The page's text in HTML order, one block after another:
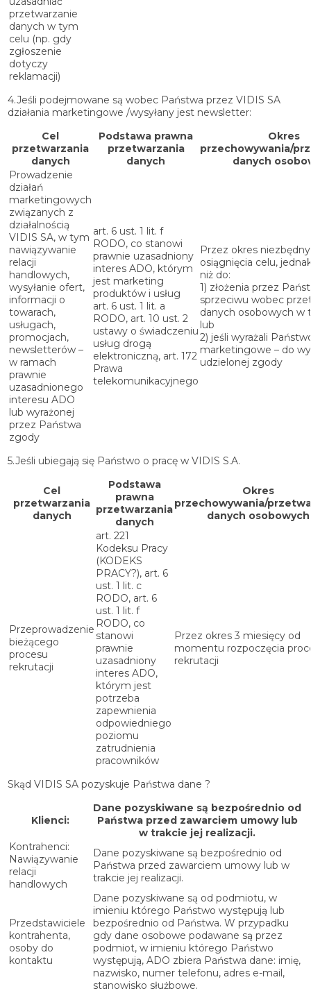
przetwarzanie
danych w tym
celu (np. gdy
zgłoszenie
dotyczy
reklamacji)
4.Jeśli podejmowane są wobec Państwa przez VIDIS SA
działania marketingowe /wysyłany jest newsletter:
Cel
przetwarzania
danych
Podstawa prawna
przetwarzania
danych
Okres
przechowywania/
danych
Prowadzenie
działań
marketingowych
związanych z
działalnością
VIDIS SA, w tym
nawiązywanie
relacji
handlowych,
wysyłanie ofert,
informacji o
towarach,
usługach,
promocjach,
newsletterów –
w ramach
prawnie
uzasadnionego
interesu ADO
lub wyrażonej
przez Państwa
zgody
art. 6 ust. 1 lit. f
RODO, co stanowi
prawnie uzasadniony
interes ADO, którym
jest marketing
produktów i usług
art. 6 ust. 1 lit. a
RODO, art. 10 ust. 2
ustawy o świadczeniu
usług drogą
elektroniczną, art. 172
Prawa
telekomunikacyjnego
Przez okres
osiągnięcia celu,
niż do:
1) złożenia przez
sprzeciwu wobec
danych osobowych w
lub
2) jeśli wyrażali
marketingowe – do
udzielonej zgody
5.Jeśli ubiegają się Państwo o pracę w VIDIS S.A.
Cel
przetwarzania
danych
Podstawa
prawna
przetwarzania
danych
Okres
przechowywania/
danych osobowych
Przeprowadzenie
bieżącego
procesu
rekrutacji
art. 221
Kodeksu Pracy
(KODEKS
PRACY?), art. 6
ust. 1 lit. c
RODO, art. 6
ust. 1 lit. f
RODO, co
stanowi
prawnie
uzasadniony
interes ADO,
którym jest
potrzeba
zapewnienia
odpowiedniego
poziomu
zatrudnienia
pracowników
Przez okres 3 miesięcy od
momentu rozpoczęcia
rekrutacji
Skąd VIDIS SA pozyskuje Państwa dane ?
Klienci:
Dane pozyskiwane są bezpośrednio od
Państwa przed zawarciem umowy lub
w trakcie jej realizacji.
Kontrahenci:
Nawiązywanie
relacji
handlowych
Dane pozyskiwane są bezpośrednio od
Państwa przed zawarciem umowy lub w
trakcie jej realizacji.
Przedstawiciele
kontrahenta,
osoby do
kontaktu
Dane pozyskiwane są od podmiotu, w
imieniu którego Państwo występują lub
bezpośrednio od Państwa. W przypadku
gdy dane osobowe podawane są przez
podmiot, w imieniu którego Państwo
występują, ADO zbiera Państwa dane: imię,
nazwisko, numer telefonu, adres e-mail,
stanowisko służbowe.